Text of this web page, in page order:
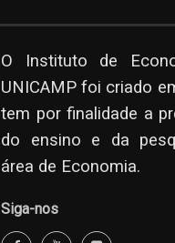
O Instituto de
UNICAMP foi criado
tem por finalidade a
do ensino e da
área de Economia.
Siga-nos